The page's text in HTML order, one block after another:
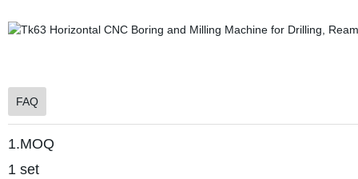
FAQ
1.MOQ
1 set